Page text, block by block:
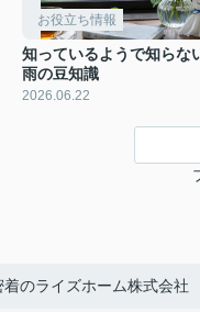
お役立ち情報
知っているようで知らな
雨の豆知識
2026.06.22
のライズホーム株式会社